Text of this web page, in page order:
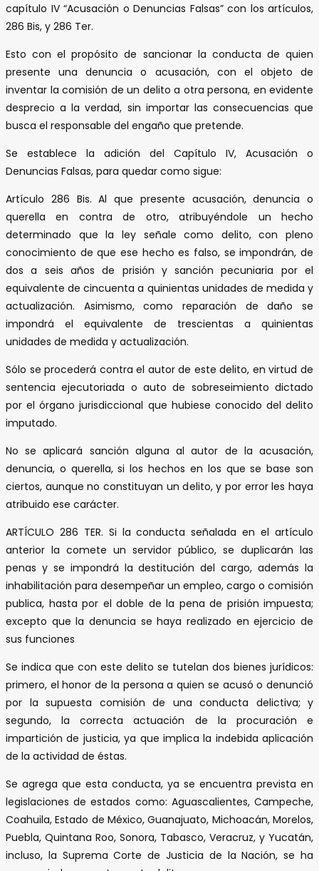
capítulo IV “Acusación o Denuncias Falsas” con los artículos,
286 Bis, y 286 Ter.
Esto con el propósito de sancionar la conducta de quien
presente una denuncia o acusación, con el objeto de
inventar la comisión de un delito a otra persona, en evidente
desprecio a la verdad, sin importar las consecuencias que
busca el responsable del engaño que pretende.
Se establece la adición del Capítulo IV, Acusación o
Denuncias Falsas, para quedar como sigue:
Artículo 286 Bis. Al que presente acusación, denuncia o
querella en contra de otro, atribuyéndole un hecho
determinado que la ley señale como delito, con pleno
conocimiento de que ese hecho es falso, se impondrán, de
dos a seis años de prisión y sanción pecuniaria por el
equivalente de cincuenta a quinientas unidades de medida y
actualización. Asimismo, como reparación de daño se
impondrá el equivalente de trescientas a quinientas
unidades de medida y actualización.
Sólo se procederá contra el autor de este delito, en virtud de
sentencia ejecutoriada o auto de sobreseimiento dictado
por el órgano jurisdiccional que hubiese conocido del delito
imputado.
No se aplicará sanción alguna al autor de la acusación,
denuncia, o querella, si los hechos en los que se base son
ciertos, aunque no constituyan un delito, y por error les haya
atribuido ese carácter.
ARTÍCULO 286 TER. Si la conducta señalada en el artículo
anterior la comete un servidor público, se duplicarán las
penas y se impondrá la destitución del cargo, además la
inhabilitación para desempeñar un empleo, cargo o comisión
publica, hasta por el doble de la pena de prisión impuesta;
excepto que la denuncia se haya realizado en ejercicio de
sus funciones
Se indica que con este delito se tutelan dos bienes jurídicos:
primero, el honor de la persona a quien se acusó o denunció
por la supuesta comisión de una conducta delictiva; y
segundo, la correcta actuación de la procuración e
impartición de justicia, ya que implica la indebida aplicación
de la actividad de éstas.
Se agrega que esta conducta, ya se encuentra prevista en
legislaciones de estados como: Aguascalientes, Campeche,
Coahuila, Estado de México, Guanajuato, Michoacán, Morelos,
Puebla, Quintana Roo, Sonora, Tabasco, Veracruz, y Yucatán,
incluso, la Suprema Corte de Justicia de la Nación, se ha